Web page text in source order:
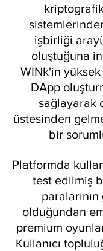
işbirliği
oluştuğuna
WINk'in yüksek
DApp
sağlayarak
üstesinden
bir
Platformda
test edilmiş
olduğundan
premium
Kullanıcı